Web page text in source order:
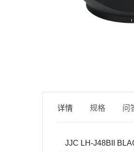
详情 规格 问
JJC LH-J48B